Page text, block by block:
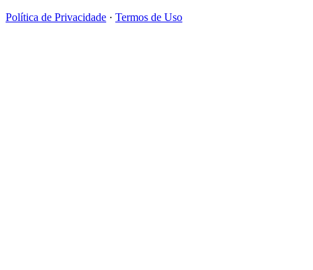
Política de Privacidade · Termos de Uso